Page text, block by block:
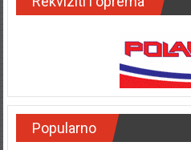
Popularno